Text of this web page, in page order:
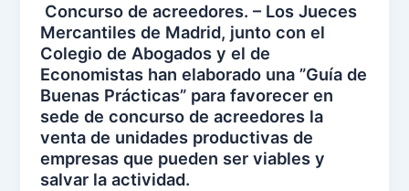
Concurso de acreedores. – Los Jueces
Mercantiles de Madrid, junto con el
Colegio de Abogados y el de
Economistas han elaborado una ”Guía de
Buenas Prácticas” para favorecer en
sede de concurso de acreedores la
venta de unidades productivas de
empresas que pueden ser viables y
salvar la actividad.